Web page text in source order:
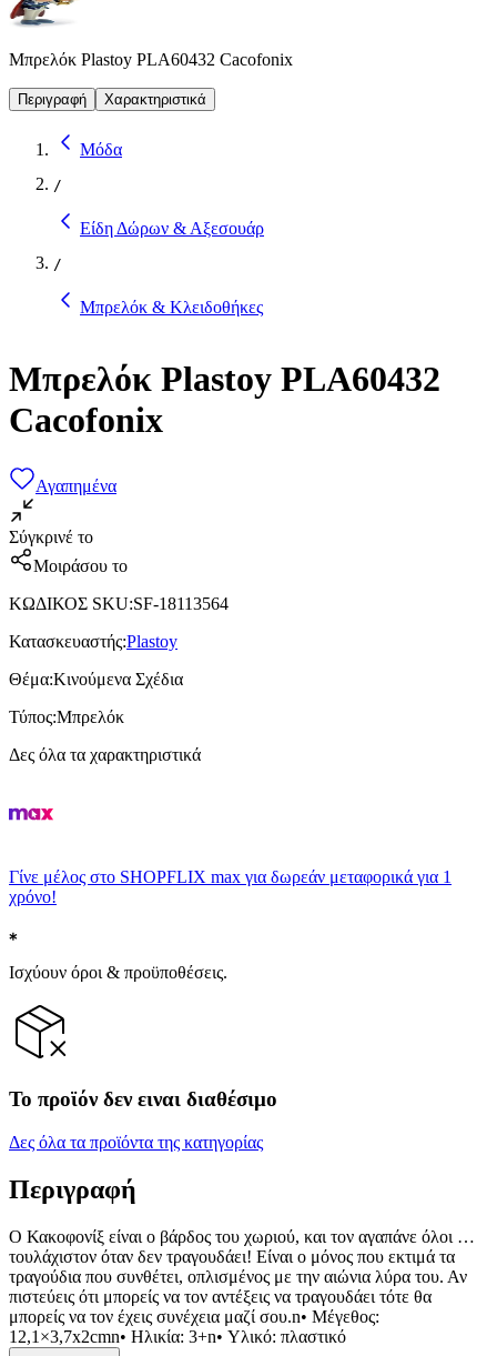
Μπρελόκ Plastoy PLA60432 Cacofonix
Περιγραφή Χαρακτηριστικά
Μόδα
/
Είδη Δώρων & Αξεσουάρ
/
Μπρελόκ & Κλειδοθήκες
Μπρελόκ Plastoy PLA60432
Cacofonix
Αγαπημένα
Σύγκρινέ το
Μοιράσου το
ΚΩΔΙΚΟΣ SKU:SF-18113564
Κατασκευαστής:Plastoy
Θέμα:Κινούμενα Σχέδια
Τύπος:Μπρελόκ
Δες όλα τα χαρακτηριστικά
Γίνε μέλος στο SHOPFLIX max για δωρεάν μεταφορικά για 1
χρόνο!
Ισχύουν όροι & προϋποθέσεις.
Το προϊόν δεν ειναι διαθέσιμο
Δες όλα τα προϊόντα της κατηγορίας
Περιγραφή
O Κακοφονίξ είναι ο βάρδος του χωριού, και τον αγαπάνε όλοι …
τουλάχιστον όταν δεν τραγουδάει! Είναι ο μόνος που εκτιμά τα
τραγούδια που συνθέτει, οπλισμένος με την αιώνια λύρα του. Αν
πιστεύεις ότι μπορείς να τον αντέξεις να τραγουδάει τότε θα
μπορείς να τον έχεις συνέχεια μαζί σου.n• Μέγεθος:
12,1×3,7x2cmn• Ηλικία: 3+n• Υλικό: πλαστικό